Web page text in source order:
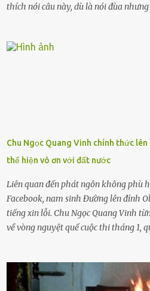
thích nói câu này, dù là nói đùa nhưng
khuyên nhủ con thật cẩn thận. Nếu
để được giúp đỡ thì có thể sẽ bỏ lỡ cơ
có biết gì đâu Nhiều người cứ coi trẻ
lầm, thì họ cũng không trách mắng.
không dạy con cẩn...
Chu Ngọc Quang Vinh chính thức
thể hiện vô ơn với đất nước
Liên quan đến phát ngôn không phù
Facebook, nam sinh Đường lên đỉnh
tiếng xin lỗi. Chu Ngọc Quang Vinh
về vòng nguyệt quế cuộc thi tháng 1,
chưa phù hợp, gây xôn xao, bức xúc
Trường THPT Chuyên Nguyễn Tất